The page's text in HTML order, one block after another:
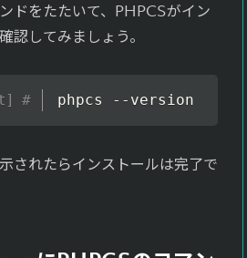
ドをたたいて、PHPCSがイン
認してみましょう。
phpcs --version
されたらインストールは完了で